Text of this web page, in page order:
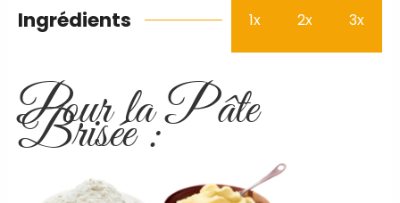
Ingrédients 1x 2x 3x
Pour la Pâte
Brisée :